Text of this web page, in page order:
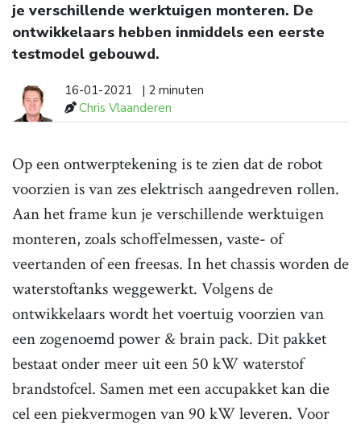
je verschillende werktuigen monteren. De
ontwikkelaars hebben inmiddels een eerste
testmodel gebouwd.
16-01-2021
| 2 minuten
Chris Vlaanderen
Op een ontwerptekening is te zien dat de robot
voorzien is van zes elektrisch aangedreven rollen.
Aan het frame kun je verschillende werktuigen
monteren, zoals schoffelmessen, vaste- of
veertanden of een freesas. In het chassis worden de
waterstoftanks weggewerkt. Volgens de
ontwikkelaars wordt het voertuig voorzien van
een zogenoemd power & brain pack. Dit pakket
bestaat onder meer uit een 50 kW waterstof
brandstofcel. Samen met een accupakket kan die
cel een piekvermogen van 90 kW leveren. Voor